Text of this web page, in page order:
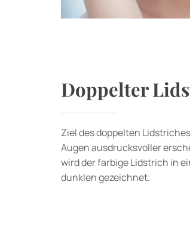
Doppelter
Ziel des doppelten
Augen ausdrucksvoller
wird der farbige Lidstrich in
dunklen gezeichnet.